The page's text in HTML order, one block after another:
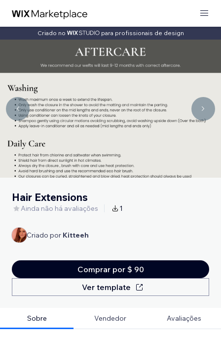
Criado no para profissionais de design
Hair Extensions
Ainda não há avaliações 1
Criado por Kitteeh
Comprar por $ 90
Ver template
Sobre Vendedor Avaliações